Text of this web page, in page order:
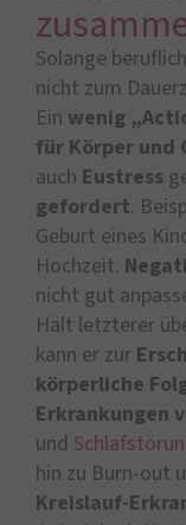
Solange
nicht zum
Ein wenig
für Körper und
auch Eustress
gefordert.
Geburt eines
Hochzeit.
nicht gut
Hält letzterer
kann er zur
körperliche
Erkrankungen
und
hin zu Burn-out
Kreislauf-